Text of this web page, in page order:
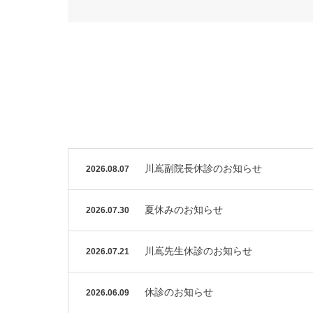
2026.08.07 川嶌副院長休診のお知らせ
2026.07.30 夏休みのお知らせ
2026.07.21 川嶌先生休診のお知らせ
2026.06.09 休診のお知らせ